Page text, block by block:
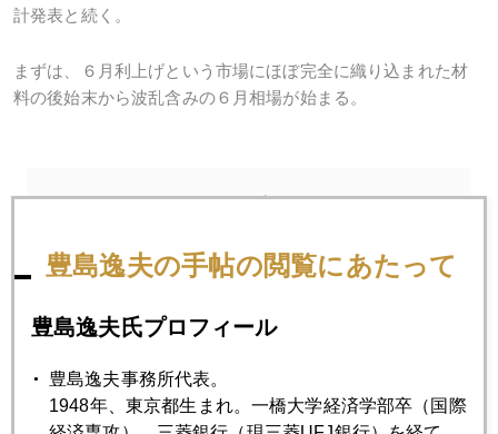
計発表と続く。
まずは、６月利上げという市場にほぼ完全に織り込まれた材
料の後始末から波乱含みの６月相場が始まる。
2017年
2017年06月30日
ＩＳ本拠地陥落、でも。。。。
豊島逸夫の手帖の閲覧にあたって
豊島逸夫氏プロフィール
豊島逸夫事務所代表。
1948年、東京都生まれ。一橋大学経済学部卒（国際